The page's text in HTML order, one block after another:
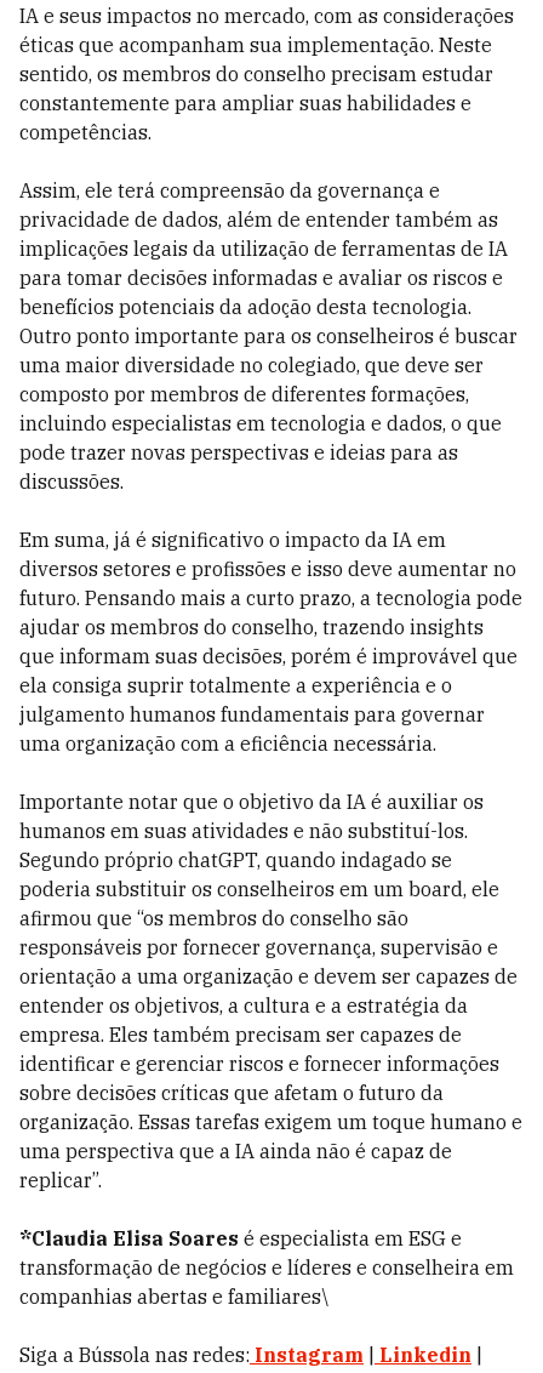
IA e seus impactos no mercado, com as considerações
éticas que acompanham sua implementação. Neste
sentido, os membros do conselho precisam estudar
constantemente para ampliar suas habilidades e
competências.
Assim, ele terá compreensão da governança e
privacidade de dados, além de entender também as
implicações legais da utilização de ferramentas de IA
para tomar decisões informadas e avaliar os riscos e
benefícios potenciais da adoção desta tecnologia.
Outro ponto importante para os conselheiros é buscar
uma maior diversidade no colegiado, que deve ser
composto por membros de diferentes formações,
incluindo especialistas em tecnologia e dados, o que
pode trazer novas perspectivas e ideias para as
discussões.
Em suma, já é significativo o impacto da IA em
diversos setores e profissões e isso deve aumentar no
futuro. Pensando mais a curto prazo, a tecnologia pode
ajudar os membros do conselho, trazendo insights
que informam suas decisões, porém é improvável que
ela consiga suprir totalmente a experiência e o
julgamento humanos fundamentais para governar
uma organização com a eficiência necessária.
Importante notar que o objetivo da IA é auxiliar os
humanos em suas atividades e não substituí-los.
Segundo próprio chatGPT, quando indagado se
poderia substituir os conselheiros em um board, ele
afirmou que “os membros do conselho são
responsáveis ​​por fornecer governança, supervisão e
orientação a uma organização e devem ser capazes de
entender os objetivos, a cultura e a estratégia da
empresa. Eles também precisam ser capazes de
identificar e gerenciar riscos e fornecer informações
sobre decisões críticas que afetam o futuro da
organização. Essas tarefas exigem um toque humano e
uma perspectiva que a IA ainda não é capaz de
replicar”.
*Claudia Elisa Soares é especialista em ESG e
transformação de negócios e líderes e conselheira em
companhias abertas e familiares\
Siga a Bússola nas redes: Instagram Linkedin